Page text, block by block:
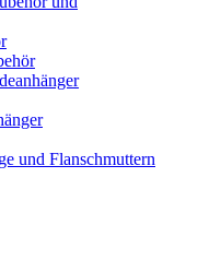
und Flanschmuttern